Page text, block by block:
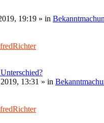
19:19 » in
13:31 » in